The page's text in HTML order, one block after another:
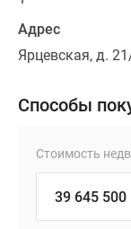
Адрес
Ярцевская, д.
Способы
Стоимость